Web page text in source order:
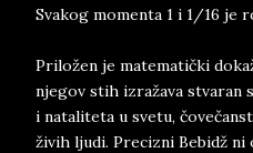
Sva­kog mo­men­ta 1 i 1/16 je
Pri­ložen je ma­te­matički
nje­gov stih izražava
i na­ta­li­te­ta u sve­tu,
živih lju­di. Pre­ci­zni Be­bidž